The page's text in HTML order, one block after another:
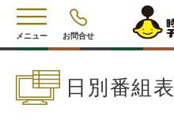
メニュー お問合せ
日別番組表